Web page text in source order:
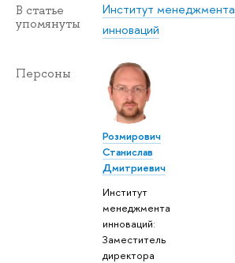
В статье
упомянуты
Институт менеджмента
инноваций
Персоны
Розмирович
Станислав
Дмитриевич
Институт
менеджмента
инноваций:
Заместитель
директора